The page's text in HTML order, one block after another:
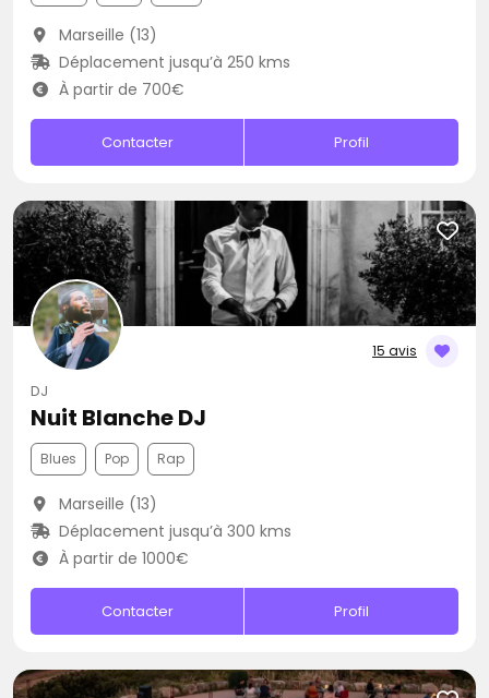
Marseille (13)
Déplacement jusqu’à 250 kms
À partir de 700€
Contacter Profil
15 avis
DJ
Nuit Blanche DJ
Blues Pop Rap
Marseille (13)
Déplacement jusqu’à 300 kms
À partir de 1000€
Contacter Profil